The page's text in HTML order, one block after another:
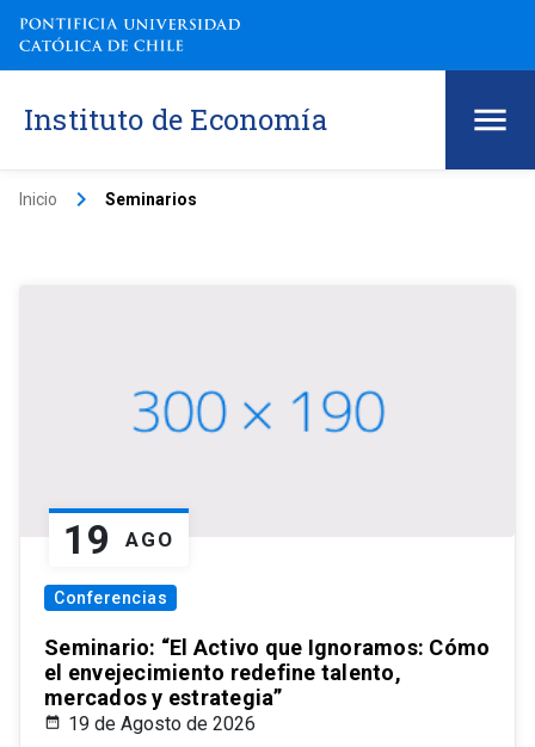
Instituto de Economía
Inicio keyboard_arrow_right Seminarios
19 AGO
Conferencias
Seminario: “El Activo que Ignoramos: Cómo
el envejecimiento redefine talento,
mercados y estrategia”
19 de Agosto de 2026